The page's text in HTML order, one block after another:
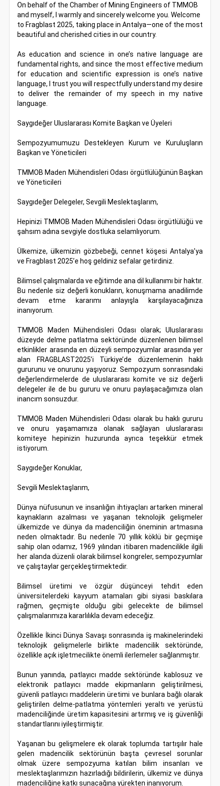
On behalf of the Chamber of Mining Engineers of TMMOB
and myself, I warmly and sincerely welcome you. Welcome
to Fragblast 2025, taking place in Antalya—one of the most
beautiful and cherished cities in our country.
As education and science in one’s native language are
fundamental rights, and since the most effective medium
for education and scientific expression is one’s native
language, I trust you will respectfully understand my desire
to deliver the remainder of my speech in my native
language.
Saygıdeğer Uluslararası Komite Başkan ve Üyeleri
Sempozyumumuzu Destekleyen Kurum ve Kuruluşların
Başkan ve Yöneticileri
TMMOB Maden Mühendisleri Odası örgütlülüğünün Başkan
ve Yöneticileri
Saygıdeğer Delegeler, Sevgili Meslektaşlarım,
Hepinizi TMMOB Maden Mühendisleri Odası örgütlülüğü ve
şahsım adına sevgiyle dostluka selamlıyorum.
Ülkemize, ülkemizin gözbebeği, cennet köşesi Antalya’ya
ve Fragblast 2025’e hoş geldiniz sefalar getirdiniz.
Bilimsel çalışmalarda ve eğitimde ana dil kullanımı bir haktır.
Bu nedenle siz değerli konukların, konuşmama anadilimde
devam etme kararımı anlayışla karşılayacağınıza
inanıyorum.
TMMOB Maden Mühendisleri Odası olarak; Uluslararası
düzeyde delme patlatma sektöründe düzenlenen bilimsel
etkinlikler arasında en düzeyli sempozyumlar arasında yer
alan FRAGBLAST2025’i Türkiye’de düzenlemenin haklı
gururunu ve onurunu yaşıyoruz. Sempozyum sonrasındaki
değerlendirmelerde de uluslararası komite ve siz değerli
delegeler ile de bu gururu ve onuru paylaşacağımıza olan
inancım sonsuzdur.
TMMOB Maden Mühendisleri Odası olarak bu haklı gururu
ve onuru yaşamamıza olanak sağlayan uluslararası
komiteye hepinizin huzurunda ayrıca teşekkür etmek
istiyorum.
Saygıdeğer Konuklar,
Sevgili Meslektaşlarım,
Dünya nüfusunun ve insanlığın ihtiyaçları artarken mineral
kaynakların azalması ve yaşanan teknolojik gelişmeler
ülkemizde ve dünya da madenciliğin öneminin artmasına
neden olmaktadır. Bu nedenle 70 yıllık köklü bir geçmişe
sahip olan odamız, 1969 yılından itibaren madencilikle ilgili
her alanda düzenli olarak bilimsel kongreler, sempozyumlar
ve çalıştaylar gerçekleştirmektedir.
Bilimsel üretimi ve özgür düşünceyi tehdit eden
üniversitelerdeki kayyum atamaları gibi siyasi baskılara
rağmen, geçmişte olduğu gibi gelecekte de bilimsel
çalışmalarımıza kararlılıkla devam edeceğiz.
Özellikle İkinci Dünya Savaşı sonrasında iş makinelerindeki
teknolojik gelişmelerle birlikte madencilik sektöründe,
özellikle açık işletmecilikte önemli ilerlemeler sağlanmıştır.
Bunun yanında, patlayıcı madde sektöründe kablosuz ve
elektronik patlayıcı madde ekipmanların geliştirilmesi,
güvenli patlayıcı maddelerin üretimi ve bunlara bağlı olarak
geliştirilen delme-patlatma yöntemleri yeraltı ve yerüstü
madenciliğinde üretim kapasitesini artırmış ve iş güvenliği
standartlarını iyileştirmiştir.
Yaşanan bu gelişmelere ek olarak toplumda tartışılır hale
gelen madencilik sektörünün başta çevresel sorunlar
olmak üzere sempozyuma katılan bilim insanları ve
meslektaşlarımızın hazırladığı bildirilerin, ülkemiz ve dünya
madenciliğine katkı sunacağına yürekten inanıyorum.